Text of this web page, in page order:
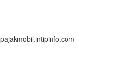
pajakmobil.intipinfo.com